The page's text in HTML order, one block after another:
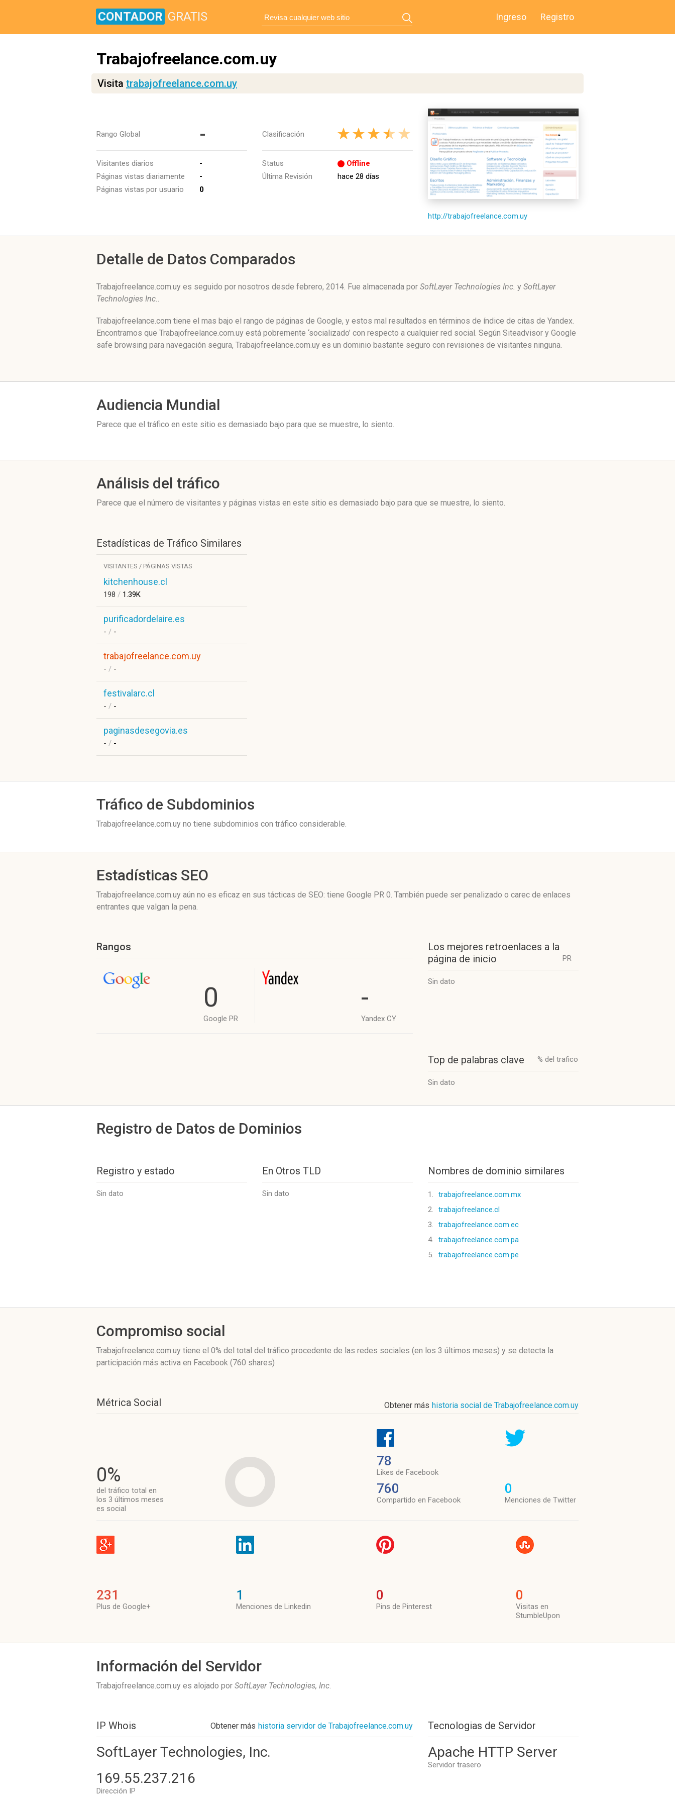
CONTADOR GRATIS Ingreso Registro
Trabajofreelance.com.uy
Visita trabajofreelance.com.uy
Rango Global -
Visitantes diarios
-
Páginas vistas diariamente
-
Páginas vistas por usuario
0
Clasificación
Status
Offline
Última Revisión
hace 28 días
http://trabajofreelance.com.uy
Detalle de Datos Comparados
Trabajofreelance.com.uy es seguido por nosotros desde febrero, 2014. Fue almacenada por SoftLayer Technologies Inc. y SoftLayer
Technologies Inc..
Trabajofreelance.com tiene el mas bajo el rango de páginas de Google, y estos mal resultados en términos de índice de citas de Yandex.
Encontramos que Trabajofreelance.com.uy está pobremente ‘socializado’ con respecto a cualquier red social. Según Siteadvisor y Google
safe browsing para navegación segura, Trabajofreelance.com.uy es un dominio bastante seguro con revisiones de visitantes ninguna.
Audiencia Mundial
Parece que el tráfico en este sitio es demasiado bajo para que se muestre, lo siento.
Análisis del tráfico
Parece que el número de visitantes y páginas vistas en este sitio es demasiado bajo para que se muestre, lo siento.
Estadísticas de Tráfico Similares
VISITANTES / PÁGINAS VISTAS
kitchenhouse.cl
198 / 1.39K
purificadordelaire.es
- / -
trabajofreelance.com.uy
- / -
festivalarc.cl
- / -
paginasdesegovia.es
- / -
Tráfico de Subdominios
Trabajofreelance.com.uy no tiene subdominios con tráfico considerable.
Estadísticas SEO
Trabajofreelance.com.uy aún no es eficaz en sus tácticas de SEO: tiene Google PR 0. También puede ser penalizado o carec de enlaces
entrantes que valgan la pena.
Rangos
0
Google PR
-
Yandex CY
Los mejores retroenlaces a la
página de inicio
PR
Sin dato
Top de palabras clave % del trafico
Sin dato
Registro de Datos de Dominios
Registro y estado
Sin dato
En Otros TLD
Sin dato
Nombres de dominio similares
1.
trabajofreelance.com.mx
2.
trabajofreelance.cl
3.
trabajofreelance.com.ec
4.
trabajofreelance.com.pa
5.
trabajofreelance.com.pe
Compromiso social
Trabajofreelance.com.uy tiene el 0% del total del tráfico procedente de las redes sociales (en los 3 últimos meses) y se detecta la
participación más activa en Facebook (760 shares)
Métrica Social Obtener más historia social de Trabajofreelance.com.uy
0%
del tráfico total en
los 3 últimos meses
es social
78
Likes de Facebook
760
Compartido en Facebook
0
Menciones de Twitter
231
Plus de Google+
1
Menciones de Linkedin
0
Pins de Pinterest
0
Visitas en
StumbleUpon
Información del Servidor
Trabajofreelance.com.uy es alojado por SoftLayer Technologies, Inc.
IP Whois Obtener más historia servidor de Trabajofreelance.com.uy
SoftLayer Technologies, Inc.
169.55.237.216
Dirección IP
Tecnologias de Servidor
Apache HTTP Server
Servidor trasero